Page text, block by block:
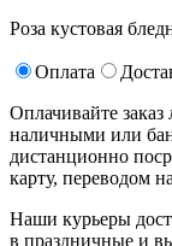
Роза кустовая
Оплата
Оплачивайте
наличными или
дистанционно
карту, переводом
Наши курьеры
в праздничные и